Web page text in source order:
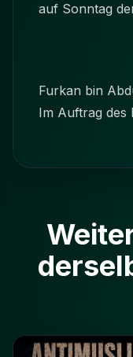
auf Sonntag
Furkan bin
Im Auftrag des